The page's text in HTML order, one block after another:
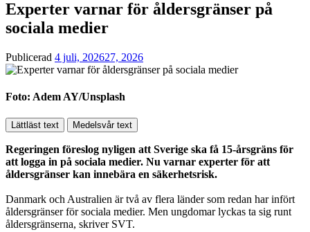
Experter varnar för åldersgränser på
sociala medier
Publicerad 4 juli, 202627, 2026
Foto: Adem AY/Unsplash
Lättläst text Medelsvår text
Regeringen föreslog nyligen att Sverige ska få 15-årsgräns för
att logga in på sociala medier. Nu varnar experter för att
åldersgränser kan innebära en säkerhetsrisk.
Danmark och Australien är två av flera länder som redan har infört
åldersgränser för sociala medier. Men ungdomar lyckas ta sig runt
åldersgränserna, skriver SVT.